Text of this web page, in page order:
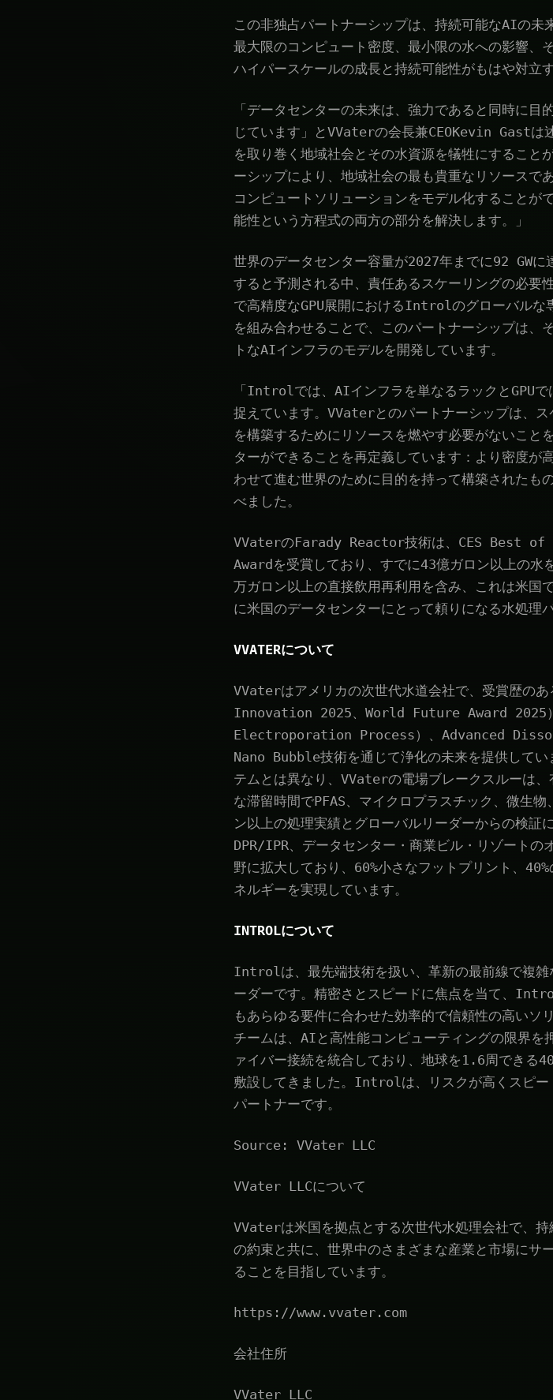
この非独占パートナーシップは、持続可能なAIの未
最大限のコンピュート密度、最小限の水への影響、
ハイパースケールの成長と持続可能性がもはや対立
「データセンターの未来は、強力であると同時に
じています」とVVaterの会長兼CEOKevin Gastは
を取り巻く地域社会とその水資源を犠牲にするこ
ーシップにより、地域社会の最も貴重なリソースで
コンピュートソリューションをモデル化すること
能性という方程式の両方の部分を解決します。」
世界のデータセンター容量が2027年までに92 GW
すると予測される中、責任あるスケーリングの必要
で高精度なGPU展開におけるIntrolのグローバル
を組み合わせることで、このパートナーシップは、
トなAIインフラのモデルを開発しています。
「Introlでは、AIインフラを単なるラックとGPU
捉えています。VVaterとのパートナーシップは、
を構築するためにリソースを燃やす必要がないこと
ターができることを再定義しています：より密度が
わせて進む世界のために目的を持って構築され
べました。
VVaterのFarady Reactor技術は、CES Best
Awardを受賞しており、すでに43億ガロン以上の
万ガロン以上の直接飲用再利用を含み、これは米
に米国のデータセンターにとって頼りになる水処理
VVATERについて
VVaterはアメリカの次世代水道会社で、受賞歴
Innovation 2025、World Future Award 2025）
Electroporation Process）、Advanced
Nano Bubble技術を通じて浄化の未来を提供してい
テムとは異なり、VVaterの電場ブレークスルーは
な滞留時間でPFAS、マイクロプラスチック、微生
ン以上の処理実績とグローバルリーダーからの検証
DPR/IPR、データセンター・商業ビル・リゾートの
野に拡大しており、60%小さなフットプリント、
ネルギーを実現しています。
INTROLについて
Introlは、最先端技術を扱い、革新の最前線で複雑
ーダーです。精密さとスピードに焦点を当て、
もあらゆる要件に合わせた効率的で信頼性の高い
チームは、AIと高性能コンピューティングの限界を
ァイバー接続を統合しており、地球を1.6周できる
敷設してきました。Introlは、リスクが高くスピー
パートナーです。
Source: VVater LLC
VVater LLCについて
VVaterは米国を拠点とする次世代水処理会社で、
の約束と共に、世界中のさまざまな産業と市場にサ
ることを目指しています。
https://www.vvater.com
会社住所
VVater LLC